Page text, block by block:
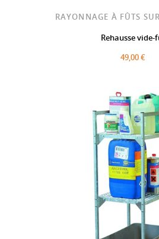
RAYONNAGE À FÛTS
Rehausse vide-
49,00 €